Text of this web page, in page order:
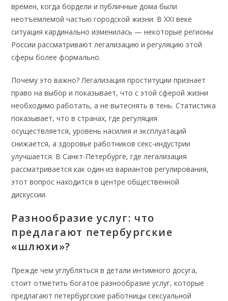
времен, когда бордели и публичные дома были
неотъемлемой частью городской жизни. В XXI веке
ситуация кардинально изменилась — некоторые регионы
России рассматривают легализацию и регуляцию этой
сферы более формально.
Почему это важно? Легализация проституции признает
право на выбор и показывает, что с этой сферой жизни
необходимо работать, а не вытеснять в тень. Статистика
показывает, что в странах, где регуляция
осуществляется, уровень насилия и эксплуатаций
снижается, а здоровье работников секс-индустрии
улучшается. В Санкт-Петербурге, где легализация
рассматривается как один из вариантов регулирования,
этот вопрос находится в центре общественной
дискуссии.
Разнообразие услуг: что
предлагают петербургские
«шлюхи»?
Прежде чем углубляться в детали интимного досуга,
стоит отметить богатое разнообразие услуг, которые
предлагают петербургские работницы сексуальной